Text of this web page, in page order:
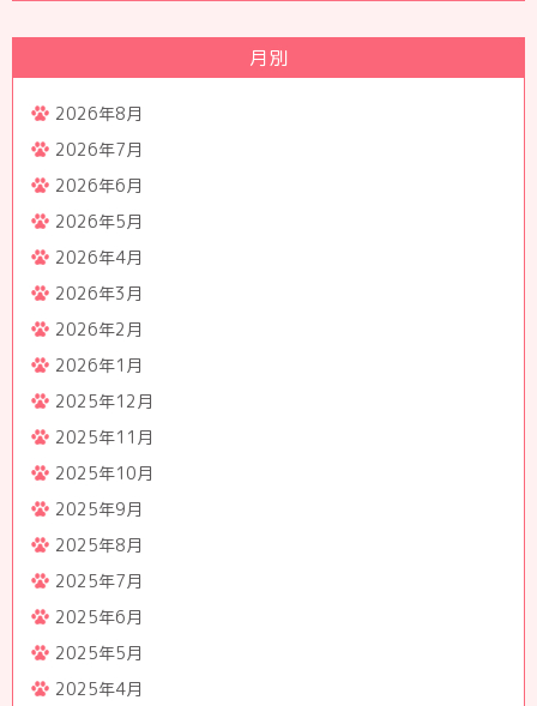
月別
2026年8月
2026年7月
2026年6月
2026年5月
2026年4月
2026年3月
2026年2月
2026年1月
2025年12月
2025年11月
2025年10月
2025年9月
2025年8月
2025年7月
2025年6月
2025年5月
2025年4月